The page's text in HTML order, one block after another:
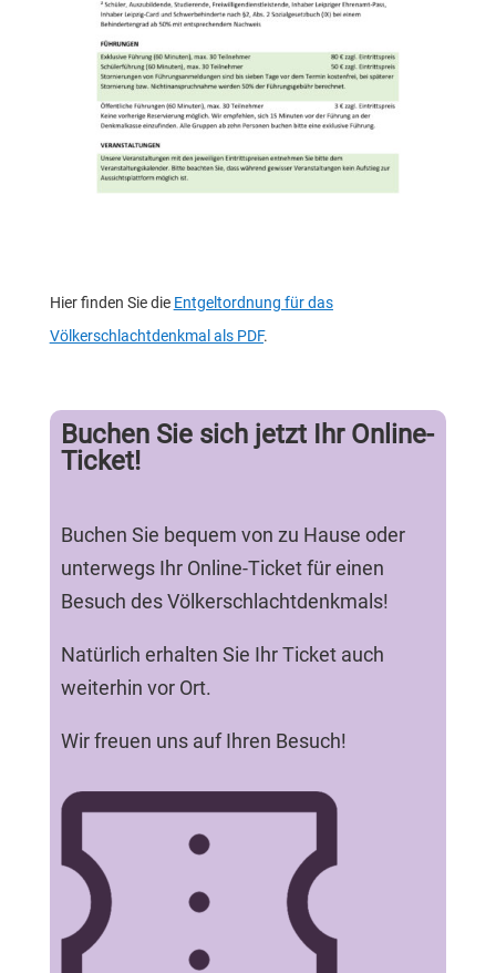
Hier finden Sie die Entgeltordnung für das
Völkerschlachtdenkmal als PDF.
Buchen Sie sich jetzt Ihr Online-
Ticket!
Buchen Sie bequem von zu Hause oder
unterwegs Ihr Online-Ticket für einen
Besuch des Völkerschlachtdenkmals!
Natürlich erhalten Sie Ihr Ticket auch
weiterhin vor Ort.
Wir freuen uns auf Ihren Besuch!